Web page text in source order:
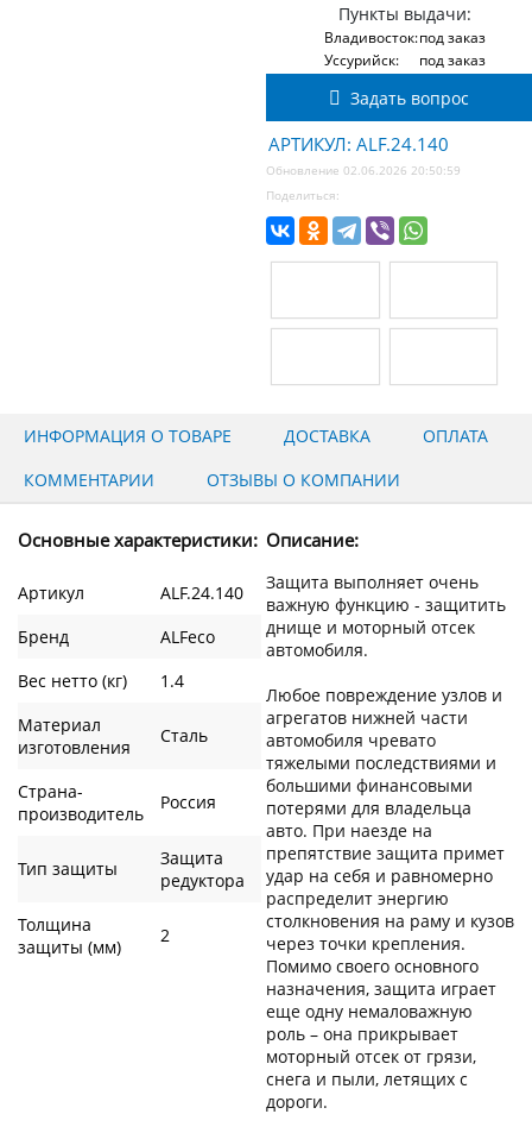
Пункты выдачи:
Владивосток:под заказ
Уссурийск:
под заказ
Задать вопрос
АРТИКУЛ: ALF.24.140
Обновление 02.06.2026 20:50:59
Поделиться:
ИНФОРМАЦИЯ О ТОВАРЕ ДОСТАВКА
ОПЛАТА
КОММЕНТАРИИ
ОТЗЫВЫ О КОМПАНИИ
Основные характеристики:
Артикул
ALF.24.140
Бренд
ALFeco
Вес нетто (кг)
1.4
Материал
изготовления
Сталь
Страна-
производитель
Россия
Тип защиты
Защита
редуктора
Толщина
защиты (мм)
2
Описание:
Защита выполняет очень
важную функцию - защитить
днище и моторный отсек
автомобиля.
Любое повреждение узлов и
агрегатов нижней части
автомобиля чревато
тяжелыми последствиями и
большими финансовыми
потерями для владельца
авто. При наезде на
препятствие защита примет
удар на себя и равномерно
распределит энергию
столкновения на раму и кузов
через точки крепления.
Помимо своего основного
назначения, защита играет
еще одну немаловажную
роль – она прикрывает
моторный отсек от грязи,
снега и пыли, летящих с
дороги.